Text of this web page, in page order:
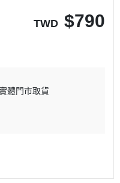
TWD $790
體門市取貨